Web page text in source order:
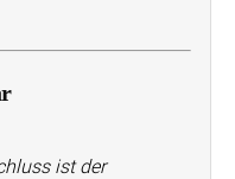
ist der